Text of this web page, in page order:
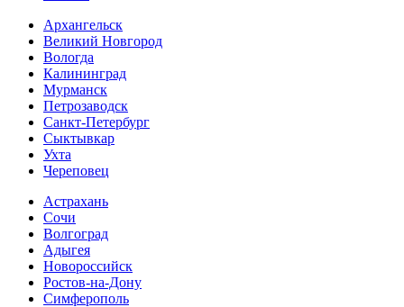
Архангельск
Великий Новгород
Вологда
Калининград
Мурманск
Петрозаводск
Санкт-Петербург
Сыктывкар
Ухта
Череповец
Астрахань
Сочи
Волгоград
Адыгея
Новороссийск
Ростов-на-Дону
Симферополь